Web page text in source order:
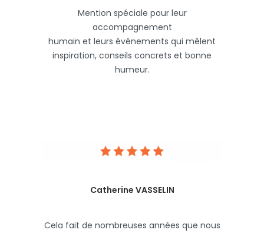
Mention spéciale pour leur
accompagnement
humain et leurs événements qui mêlent
inspiration, conseils concrets et bonne
humeur.
Catherine VASSELIN
Cela fait de nombreuses années que nous